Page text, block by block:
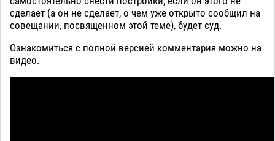
сделает (а он не сделает, о чем уже открыто сообщил на
совещании, посвященном этой теме), будет суд.
Ознакомиться с полной версией комментария можно на
видео.